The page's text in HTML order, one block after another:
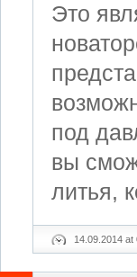
Это
под
вы
литья,
14.09.2014 at